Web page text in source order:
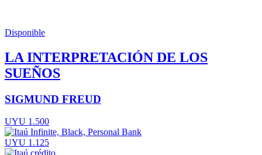
Disponible
LA INTERPRETACIÓN DE LOS
SUEÑOS
SIGMUND FREUD
UYU 1.500
UYU 1.125